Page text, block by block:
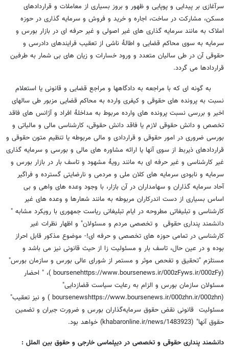
سرآغازی بر پیدایی و پوپایی و ظهور و بروز بسیاری از معاملات و قراردادهای
مسکن، مشارکت در ساخت، اجاره و خرید و فروش و سرمایه گذاری در حوزه
املاک به مانند سرمایه گذاری های غیر اصولی و غیر حرفه ای در بازار بورس و
سرمایه به سوی محاکم قضایی و اطالۀ ناشی از تعقیب فرایندهای دادرسی و
حقوقی آن در طی سالیان متعدد و ورود خسارات و زیان های بی شمار به طرفین
قراردادها می گردد.
به گونه ای که با مراجعه به دادگاهها و مراجع قضایی و قانونی یا استعلام
نسبت به پرونده های حقوقی و کیفری وارده به محاکم قضایی مزبور طی سالهای
اخیر و بررسی نسبت پرونده های وارده مربوط به مداخلۀ افراد و آژانس های فاقد
تخصص و دانش حقوقی لازم یا فاقد دانش حقوقی، کارشناسی مالی و مالیاتی و
بورسی ضروری در امور حقوقی و قراردادی و مالی مربوطه یا تنظیم متون حقوقی و
قراردادهای ذیربط از سوی آنها یا ارائه مشاوره های مالی و بورسی و سرمایه گذاری
غیر کارشناسی و غیر حرفه ای به مانند رویۀ مشهود و تاسف بار در بازار بورس و
سرمایه و نابودی سرمایه های کلان ملی و مردمی و نارضایتی گسترده و فراگیر
آحاد سرمایه گذاران و سهامداران در آن بازار، با وجود وعده های واهی و بی
اساس بسیاری از دست اندرکاران مربوطه به مانند شعارها و وعده های غیر
کارشناسی و تبلیغاتی مطروحه در ایام تبلیغاتی ریاست جمهوری با رویکرد مشابه "
دانشمند پنداری حقوقی و تخصصی مردم و مسئولان" و اظهار نظرات غیر
کارشناسی در تمامی حوزه های تخصصی و حرفه ای!- موضوع مذکور قابل احراز
بوده و در عین حال، تاسف بار و مسئولیت زا از حیث قانونی نیز می باشد و
مستلزم "تحقیق و تفحص موثر و مستمر از شورای عالی بورس و سازمان بورس"
(boursenehttps://www.boursenews.ir/000zFyws.ir/000zFy )، " احضار
مسئولان سازمان بورس و الزام به رعایت سیاست قضازدایی"
(boursenewshttps://www.boursenews.ir/000zhn.ir/000zhn ) و نیز تعقیب"
مسئولیت قانونی نقض حقوق سرمایه‌گذاران بورس و ضرورت جبران و تضمین
حقوق آنها" (khabaronline.ir/news/1483923) خواهد بود.
دانشمند پنداری حقوقی و تخصصی در دیپلماسی خارجی و حقوق بین الملل :